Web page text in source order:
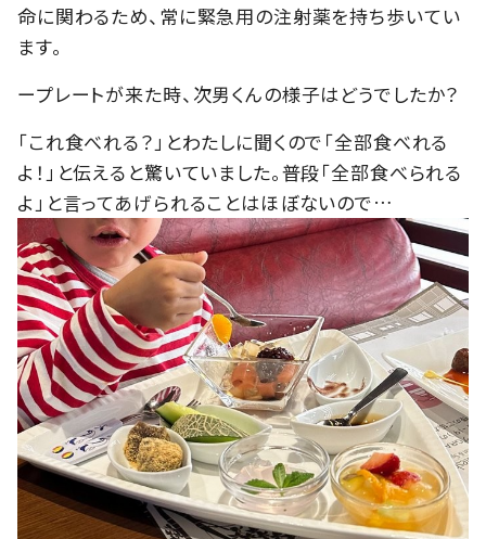
命に関わるため、常に緊急用の注射薬を持ち歩いてい
ます。
ープレートが来た時、次男くんの様子はどうでしたか？
「これ食べれる？」とわたしに聞くので「全部食べれる
よ！」と伝えると驚いていました。普段「全部食べられる
よ」と言ってあげられることはほぼないので…